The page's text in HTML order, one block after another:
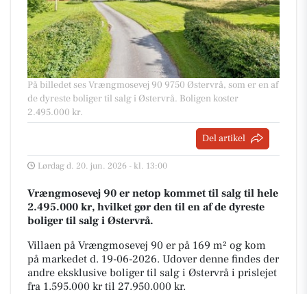
På billedet ses Vrængmosevej 90 9750 Østervrå, som er en af
de dyreste boliger til salg i Østervrå. Boligen koster
2.495.000 kr.
Del artikel
Lørdag d. 20. jun. 2026 - kl. 13:00
Vrængmosevej 90 er netop kommet til salg til hele
2.495.000 kr, hvilket gør den til en af de dyreste
boliger til salg i Østervrå.
Villaen på Vrængmosevej 90 er på 169 m² og kom
på markedet d. 19-06-2026. Udover denne findes der
andre eksklusive boliger til salg i Østervrå i prislejet
fra 1.595.000 kr til 27.950.000 kr.